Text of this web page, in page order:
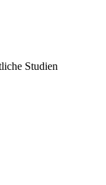
Studien